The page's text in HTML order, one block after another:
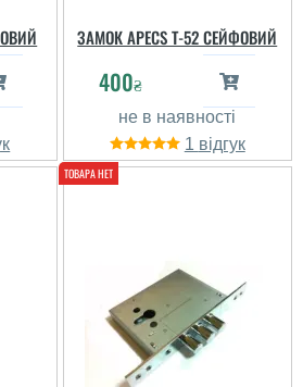
ЗАМОК APECS T-52 СЕЙФОВИЙ
400₴
1